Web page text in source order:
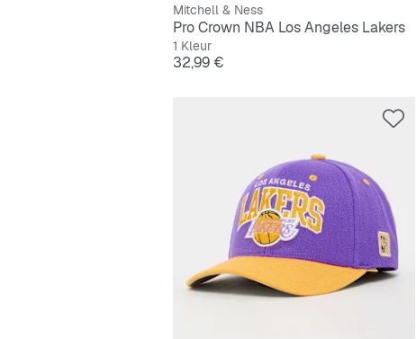
Mitchell & Ness
Pro Crown NBA Los Angeles Lakers
1 Kleur
Prijs
32,99 €